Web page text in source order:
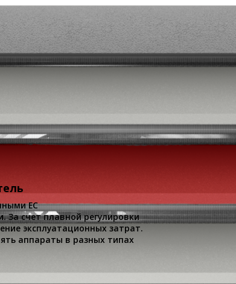
ДОКУМЕНТАЦИЯ
CAD
ЕС
За счет плавной регулировки
эксплуатационных затрат.
аппараты в разных типах
теплицы,
К